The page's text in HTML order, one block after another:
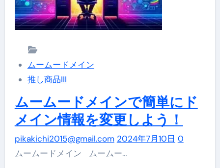
変
更
ポ
ト！」
イ
ン
イ
ン
キ
ャ
ン
セ
ムームードメイン
推し商品III
ムームードメインで簡単にド
メイン情報を変更しよう！
pikakichi2015@gmail.com 2024年7月10日 0
ムームードメイン ムームー…